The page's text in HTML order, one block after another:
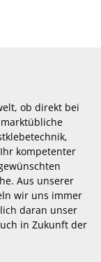
ob direkt bei
kompetenter
Aus unserer
wir uns immer
daran unser
in Zukunft der